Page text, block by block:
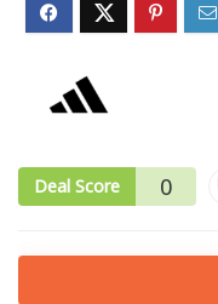
Deal Score 0